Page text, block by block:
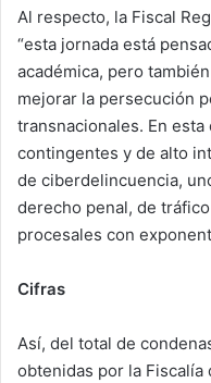
Al respecto, la Fiscal
“esta jornada está
académica, pero
mejorar la persecución
transnacionales. En
contingentes y de alto
de ciberdelincuencia,
derecho penal, de
procesales con
Cifras
Así, del total de
obtenidas por la